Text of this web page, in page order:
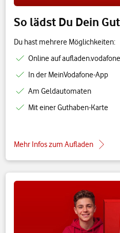
So lädst Du Dein
Du hast mehrere Möglichkeiten:
Online auf
In der MeinVodafone-App
Am Geldautomaten
Mit einer Guthaben-Karte
Mehr Infos zum Aufladen